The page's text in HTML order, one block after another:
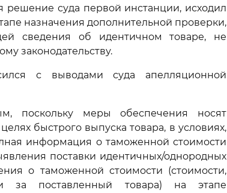
решение суда первой инстанции, исходил
назначения дополнительной проверки,
сведения об идентичном товаре, не
законодательству.
с выводами суда апелляционной
поскольку меры обеспечения носят
быстрого выпуска товара, в условиях,
информация о таможенной стоимости
поставки идентичных/однородных
о таможенной стоимости (стоимости,
за поставленный товара) на этапе